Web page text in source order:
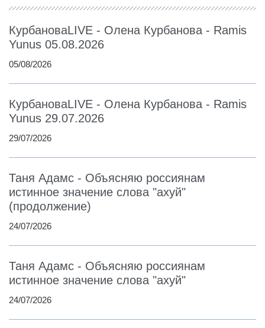
КурбановаLIVE - Олена Курбанова - Ramis
Yunus 05.08.2026
05/08/2026
КурбановаLIVE - Олена Курбанова - Ramis
Yunus 29.07.2026
29/07/2026
Таня Адамс - Объясняю россиянам
истинное значение слова "ахуй"
(продолжение)
24/07/2026
Таня Адамс - Объясняю россиянам
истинное значение слова "ахуй"
24/07/2026